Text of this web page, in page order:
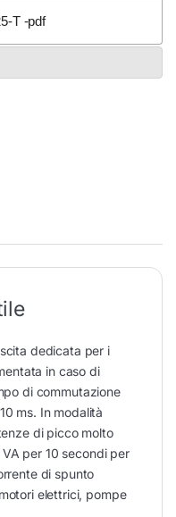
T -pdf
dedicata per i
in caso di
di commutazione
ms. In modalità
di picco molto
per 10 secondi per
di spunto
elettrici, pompe